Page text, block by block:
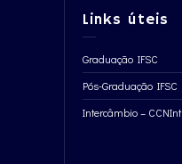
Links úteis
Graduação IFSC
Pós-Graduação IFSC
Intercâmbio – CCNInt